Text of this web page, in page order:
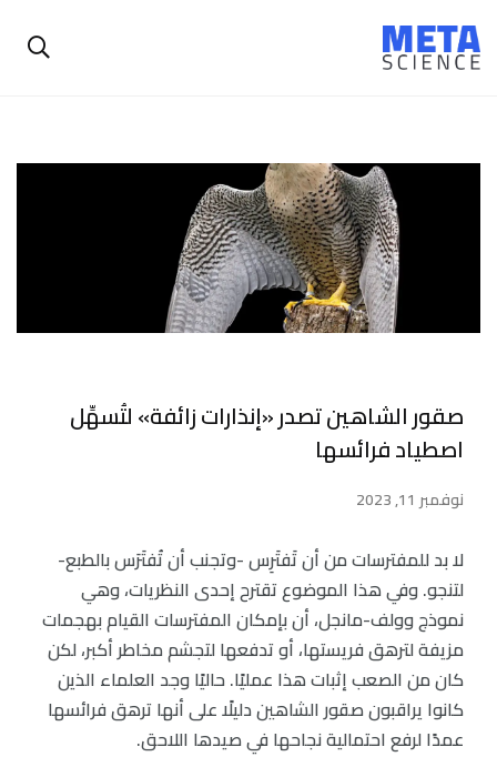
صقور الشاهين تصدر «إنذارات زائفة» لتُسهِّل
اصطياد فرائسها
نوفمبر 11, 2023
لا بد للمفترسات من أن تَفتَرِس -وتجنب أن تُفتَرَس بالطبع-
لتنجو. وفي هذا الموضوع تقترح إحدى النظريات، وهي
نموذج وولف-مانجل، أن بإمكان المفترسات القيام بهجمات
مزيفة لترهق فريستها، أو تدفعها لتجشم مخاطر أكبر، لكن
كان من الصعب إثبات هذا عمليًا. حاليًا وجد العلماء الذين
كانوا يراقبون صقور الشاهين دليلًا على أنها ترهق فرائسها
عمدًا لرفع احتمالية نجاحها في صيدها اللاحق.